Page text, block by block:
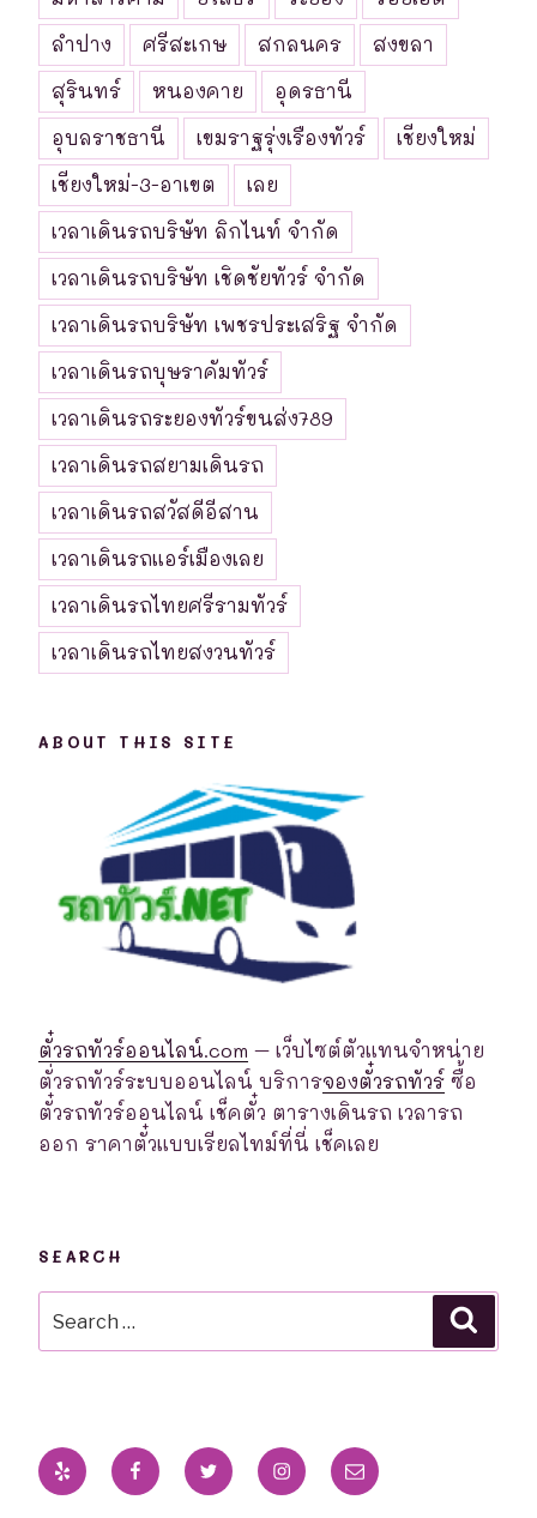
ลำปาง
ศรีสะเกษ สกลนคร
สงขลา
สุรินทร์
หนองคาย
อุดรธานี
อุบลราชธานี
เขมราฐรุ่งเรืองทัวร์
เชียงใหม่
เชียงใหม่-3-อาเขต
เลย
เวลาเดินรถบริษัท ลิกไนท์ จำกัด
เวลาเดินรถบริษัท เชิดชัยทัวร์ จำกัด
เวลาเดินรถบริษัท เพชรประเสริฐ จำกัด
เวลาเดินรถบุษราคัมทัวร์
เวลาเดินรถระยองทัวร์ขนส่ง789
เวลาเดินรถสยามเดินรถ
เวลาเดินรถสวัสดีอีสาน
เวลาเดินรถแอร์เมืองเลย
เวลาเดินรถไทยศรีรามทัวร์
เวลาเดินรถไทยสงวนทัวร์
ABOUT THIS SITE
ตั๋วรถทัวร์ออนไลน์.com – เว็บไซต์ตัวแทนจำหน่าย
ตั่วรถทัวร์ระบบออนไลน์ บริการจองตั๋วรถทัวร์ ซื้อ
ตั๋วรถทัวร์ออนไลน์ เช็คตั๋ว ตารางเดินรถ เวลารถ
ออก ราคาตั๋วแบบเรียลไทม์ที่นี่ เช็คเลย
SEARCH
for:
Yelp FacebookTwitter InstagramEmail